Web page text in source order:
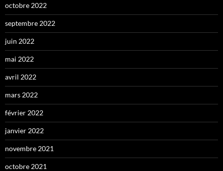
octobre 2022
septembre 2022
juin 2022
mai 2022
avril 2022
mars 2022
février 2022
janvier 2022
novembre 2021
octobre 2021